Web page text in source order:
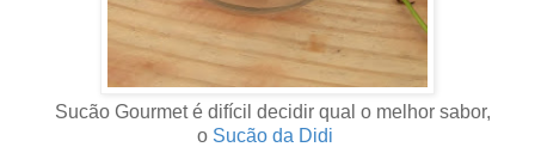
Sucão Gourmet é difícil decidir qual o melhor sabor,
o Sucão da Didi